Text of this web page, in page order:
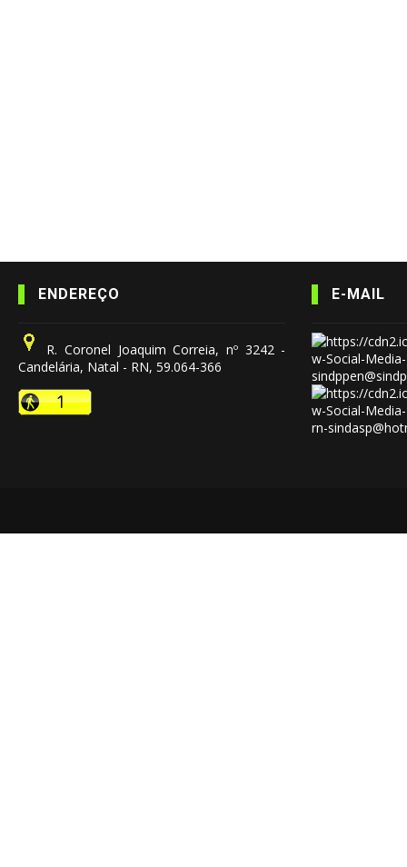
ENDEREÇO
R. Coronel Joaquim Correia, nº 3242 -
Candelária, Natal - RN, 59.064-366
E-MAIL
rn-